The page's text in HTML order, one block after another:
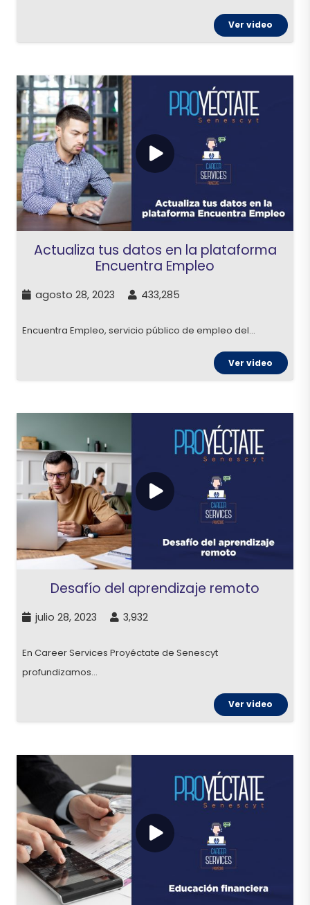
Ver video
Actualiza tus datos en la plataforma
Encuentra Empleo
agosto 28, 2023 433,285
Encuentra Empleo, servicio público de empleo del…
Ver video
Desafío del aprendizaje remoto
julio 28, 2023 3,932
En Career Services Proyéctate de Senescyt
profundizamos…
Ver video